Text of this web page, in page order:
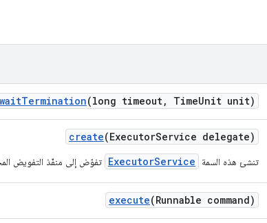
Termination(long timeout, TimeUnit unit)
create(ExecutorService delegate)
تنشئ هذه السمة ExecutorService تفوّض إلى منفّذ التفويض
execute(Runnable command)